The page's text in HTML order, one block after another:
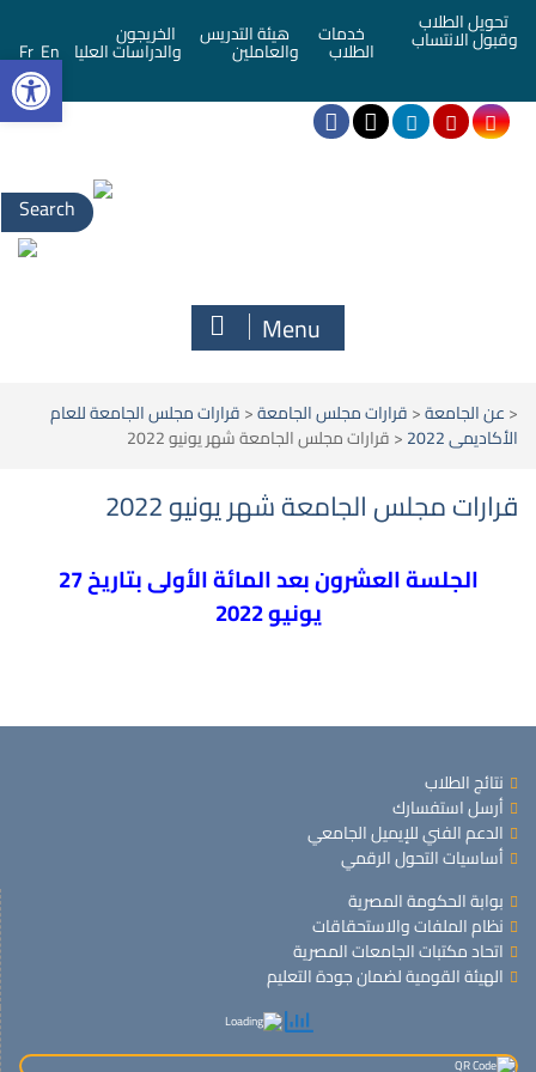
تحويل الطلاب
وقبول الانتساب خدمات
الطلاب
هيئة التدريس
والعاملين
الخريجون
والدراسات العليا En
Fr
Menu
<عن الجامعة<قرارات مجلس الجامعة<قرارات مجلس الجامعة للعام
الأكاديمى 2022
<قرارات مجلس الجامعة شهر يونيو 2022
قرارات مجلس الجامعة شهر يونيو 2022
الجلسة العشرون بعد المائة الأولى بتاريخ 27
يونيو 2022
نتائج الطلاب
أرسل استفسارك
الدعم الفني للإيميل الجامعي
أساسيات التحول الرقمي
بوابة الحكومة المصرية
نظام الملفات والاستحقاقات
اتحاد مكتبات الجامعات المصرية
الهيئة القومية لضمان جودة التعليم